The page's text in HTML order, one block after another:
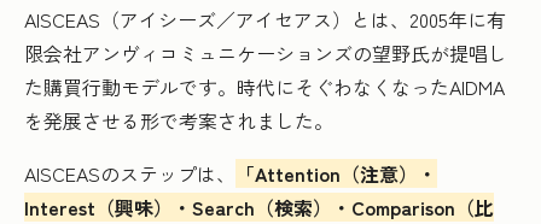
AISCEAS（アイシーズ／アイセアス）とは、2005年に有
限会社アンヴィコミュニケーションズの望野氏が提唱し
た購買行動モデルです。時代にそぐわなくなったAIDMA
を発展させる形で考案されました。
AISCEASのステップは、
「Attention（注意）・
Interest（興味）・Search（検索）・Comparison（比